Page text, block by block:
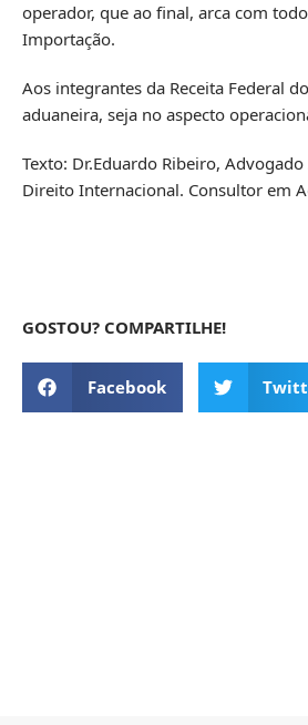
operador, que ao final, arca com
Importação.
Aos integrantes da Receita Federal
aduaneira, seja no aspecto
Texto: Dr.Eduardo Ribeiro,
Direito Internacional. Consultor em
GOSTOU? COMPARTILHE!
Facebook